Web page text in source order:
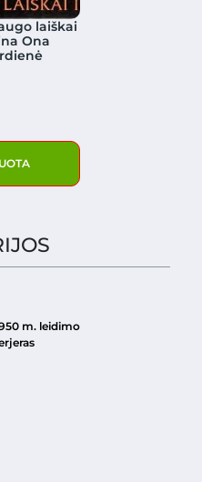
laiškai
Ona
m. leidimo